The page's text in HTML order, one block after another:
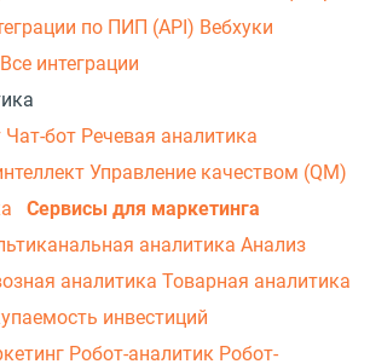
по ПИП (API) Вебхуки
Все интеграции
Чат-бот Речевая аналитика
Управление качеством (QM)
Сервисы для маркетинга
аналитика Анализ
аналитика Товарная аналитика
инвестиций
Робот-аналитик Робот-